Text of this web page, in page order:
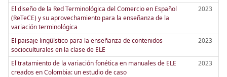
El diseño de la Red Terminológica del Comercio en Español
(ReTeCE) y su aprovechamiento para la enseñanza de la
variación terminológica
2023
El paisaje lingüístico para la enseñanza de contenidos
socioculturales en la clase de ELE
2023
El tratamiento de la variación fonética en manuales de ELE
creados en Colombia: un estudio de caso
2023